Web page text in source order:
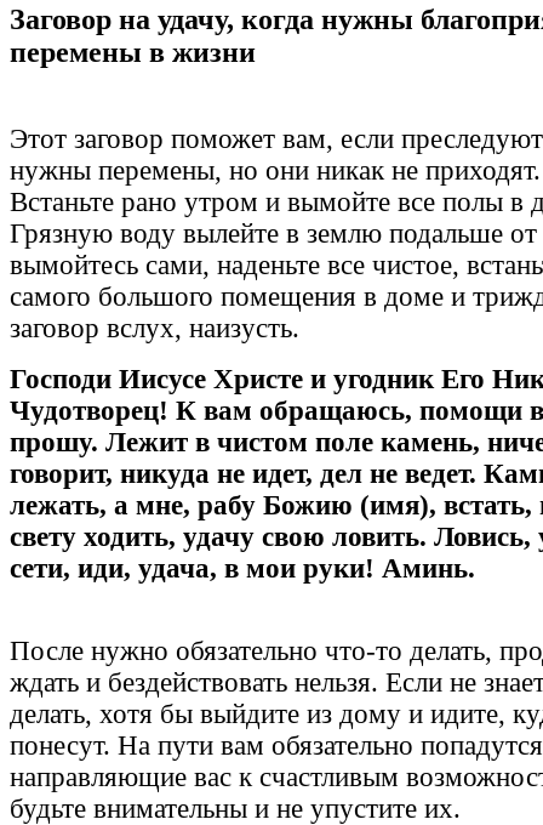
Заговор на удачу, когда нужны
перемены в жизни
Этот заговор поможет вам, если
нужны перемены, но они никак не приходят.
Встаньте рано утром и вымойте все полы в
Грязную воду вылейте в землю подальше
вымойтесь сами, наденьте все чистое,
самого большого помещения в доме и
заговор вслух, наизусть.
Господи Иисусе Христе и угодник Его
Чудотворец! К вам обращаюсь, помощи
прошу. Лежит в чистом поле камень,
говорит, никуда не идет, дел не ведет.
лежать, а мне, рабу Божию (имя), встать,
свету ходить, удачу свою ловить.
сети, иди, удача, в мои руки! Аминь.
После нужно обязательно что-то делать,
ждать и бездействовать нельзя. Если не
делать, хотя бы выйдите из дому и идите,
понесут. На пути вам обязательно
направляющие вас к счастливым
будьте внимательны и не упустите их.